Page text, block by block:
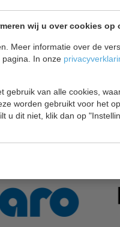
wij u over cookies op
Meer informatie over de
pagina. In onze
gebruik van alle cookies,
worden gebruikt voor het
u dit niet, klik dan op
Gratis